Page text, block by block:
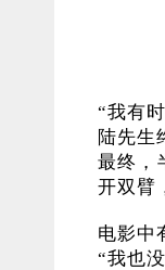
“我有
陆先生
最终，
开双臂
电影中
“我也